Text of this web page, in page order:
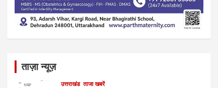
ताज़ा न्यूज़
उत्तराखंड ताजा खबरें